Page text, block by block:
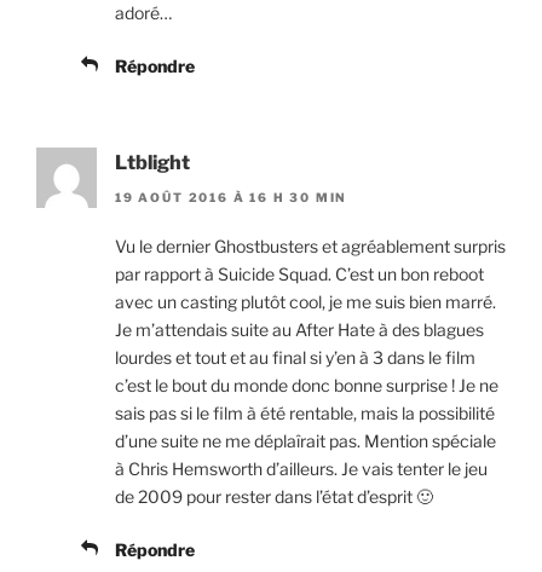
adoré…
Répondre
Ltblight
19 AOÛT 2016 À 16 H 30 MIN
Vu le dernier Ghostbusters et agréablement surpris
par rapport à Suicide Squad. C’est un bon reboot
avec un casting plutôt cool, je me suis bien marré.
Je m’attendais suite au After Hate à des blagues
lourdes et tout et au final si y’en à 3 dans le film
c’est le bout du monde donc bonne surprise ! Je ne
sais pas si le film à été rentable, mais la possibilité
d’une suite ne me déplaîrait pas. Mention spéciale
à Chris Hemsworth d’ailleurs. Je vais tenter le jeu
de 2009 pour rester dans l’état d’esprit 🙂
Répondre